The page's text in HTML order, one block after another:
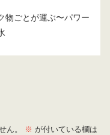
物ごとが運ぶ〜パワー
ん。 ※ が付いている欄は